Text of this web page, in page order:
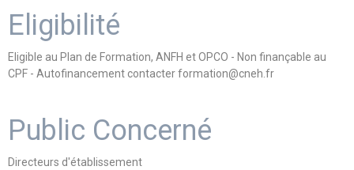
Eligibilité
Eligible au Plan de Formation, ANFH et OPCO - Non finançable au
CPF - Autofinancement contacter formation@cneh.fr
Public Concerné
Directeurs d'établissement